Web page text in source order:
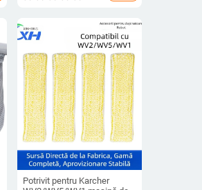
Potrivit pentru Karcher